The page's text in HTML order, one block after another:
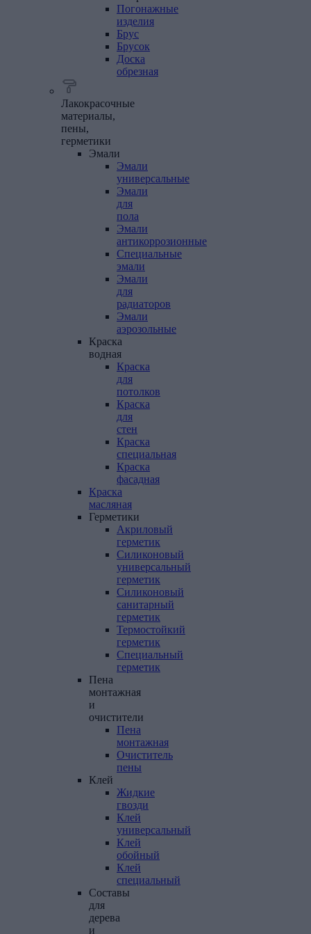
Погонажные
изделия
Брус
Брусок
Доска
обрезная
Лакокрасочные
материалы,
пены,
герметики
Эмали
Эмали
универсальные
Эмали
для
пола
Эмали
антикоррозионные
Специальные
эмали
Эмали
для
радиаторов
Эмали
аэрозольные
Краска
водная
Краска
для
потолков
Краска
для
стен
Краска
специальная
Краска
фасадная
Краска
масляная
Герметики
Акриловый
герметик
Силиконовый
универсальный
герметик
Силиконовый
санитарный
герметик
Термостойкий
герметик
Специальный
герметик
Пена
монтажная
и
очистители
Пена
монтажная
Очиститель
пены
Клей
Жидкие
гвозди
Клей
универсальный
Клей
обойный
Клей
специальный
Составы
для
дерева
и